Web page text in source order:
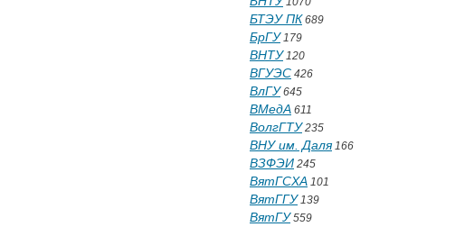
БТЭУ ПК 689
БрГУ179
ВНТУ120
ВГУЭС 426
ВлГУ645
ВМедА 611
ВолгГТУ235
ВНУ им. Даля166
ВЗФЭИ 245
ВятГСХА 101
ВятГГУ139
ВятГУ559